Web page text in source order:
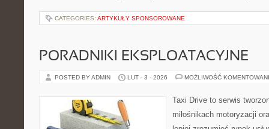
CATEGORIES: ARTYKUŁY SPONSOROWANE
PORADNIKI EKSPLOATACYJNE
POSTED BY ADMIN LUT - 3 - 2026 MOŻLIWOŚĆ
Taxi Drive to serwis
miłośnikach motoryzacji